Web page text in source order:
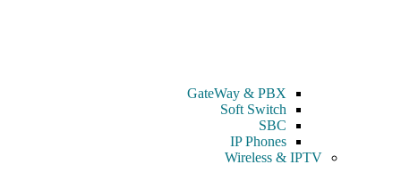
GateWay & PBX
Soft Switch
SBC
IP Phones
Wireless & IPTV